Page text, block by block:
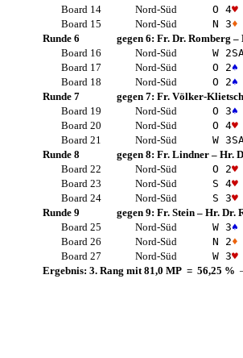
Board 14
Nord-Süd O 4♥
Board 15
Nord-Süd N 3♦
Runde 6
gegen 6: Fr. Dr. Romberg –
Board 16
Nord-Süd W 2
Board 17
Nord-Süd O 2♠
Board 18
Nord-Süd O 2♠
Runde 7
gegen 7: Fr. Völker-Klietsch
Board 19
Nord-Süd O 3♠
Board 20
Nord-Süd O 4♥
Board 21
Nord-Süd W 3
Runde 8
gegen 8: Fr. Lindner – Hr.
Board 22
Nord-Süd O 2♥
Board 23
Nord-Süd S 4♥
Board 24
Nord-Süd S 3♥
Runde 9
gegen 9: Fr. Stein – Hr. Dr.
Board 25
Nord-Süd W 3♠
Board 26
Nord-Süd N 2♦
Board 27
Nord-Süd W 3♥
Ergebnis: 3. Rang mit 81,0 MP = 56,25 %